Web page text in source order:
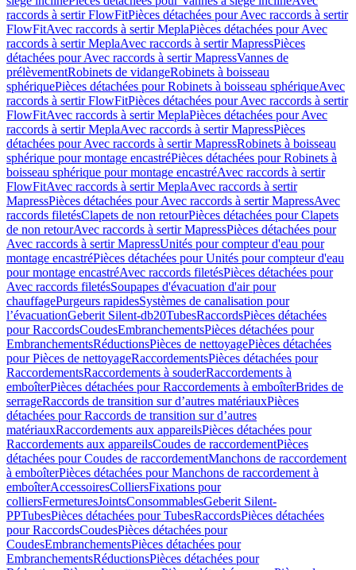
raccords à sertir FlowFitPièces détachées pour Avec raccords à sertir
FlowFitAvec raccords à sertir MeplaPièces détachées pour Avec
raccords à sertir MeplaAvec raccords à sertir MapressPièces
détachées pour Avec raccords à sertir MapressVannes de
prélèvementRobinets de vidangeRobinets à boisseau
sphériquePièces détachées pour Robinets à boisseau sphériqueAvec
raccords à sertir FlowFitPièces détachées pour Avec raccords à sertir
FlowFitAvec raccords à sertir MeplaPièces détachées pour Avec
raccords à sertir MeplaAvec raccords à sertir MapressPièces
détachées pour Avec raccords à sertir MapressRobinets à boisseau
sphérique pour montage encastréPièces détachées pour Robinets à
boisseau sphérique pour montage encastréAvec raccords à sertir
FlowFitAvec raccords à sertir MeplaAvec raccords à sertir
MapressPièces détachées pour Avec raccords à sertir MapressAvec
raccords filetésClapets de non retourPièces détachées pour Clapets
de non retourAvec raccords à sertir MapressPièces détachées pour
Avec raccords à sertir MapressUnités pour compteur d'eau pour
montage encastréPièces détachées pour Unités pour compteur d'eau
pour montage encastréAvec raccords filetésPièces détachées pour
Avec raccords filetésSoupapes d'évacuation d'air pour
chauffagePurgeurs rapidesSystèmes de canalisation pour
l’évacuationGeberit Silent-db20TubesRaccordsPièces détachées
pour RaccordsCoudesEmbranchementsPièces détachées pour
EmbranchementsRéductionsPièces de nettoyagePièces détachées
pour Pièces de nettoyageRaccordementsPièces détachées pour
RaccordementsRaccordements à souderRaccordements à
emboîterPièces détachées pour Raccordements à emboîterBrides de
serrageRaccords de transition sur d’autres matériauxPièces
détachées pour Raccords de transition sur d’autres
matériauxRaccordements aux appareilsPièces détachées pour
Raccordements aux appareilsCoudes de raccordementPièces
détachées pour Coudes de raccordementManchons de raccordement
à emboîterPièces détachées pour Manchons de raccordement à
emboîterAccessoiresColliersFixations pour
colliersFermeturesJointsConsommablesGeberit Silent-
PPTubesPièces détachées pour TubesRaccordsPièces détachées
pour RaccordsCoudesPièces détachées pour
CoudesEmbranchementsPièces détachées pour
EmbranchementsRéductionsPièces détachées pour